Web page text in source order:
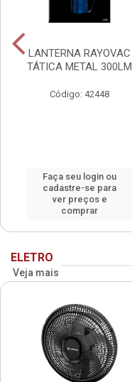
LANTERNA RAYOVAC
TÁTICA METAL 300LM
Código: 42448
Faça seu login ou
cadastre-se para
ver preços e
comprar
ELETRO
Veja mais